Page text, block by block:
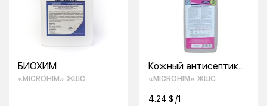
БИОХИМ
«MICROHIM» ЖШС
Кожный антисептик
Клоббер Септ
«MICROHIM» ЖШС